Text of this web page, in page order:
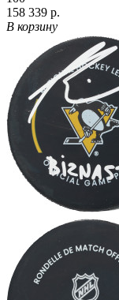
158 339 р.
В корзину